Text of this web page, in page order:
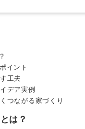
イント
工夫
デア実例
つながる家づくり
は？